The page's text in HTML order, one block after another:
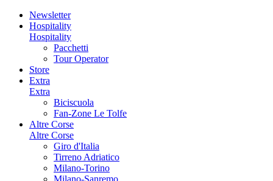
Newsletter
Hospitality
Hospitality
Pacchetti
Tour Operator
Store
Extra
Extra
Biciscuola
Fan-Zone Le Tolfe
Altre Corse
Altre Corse
Giro d'Italia
Tirreno Adriatico
Milano-Torino
Milano-Sanremo